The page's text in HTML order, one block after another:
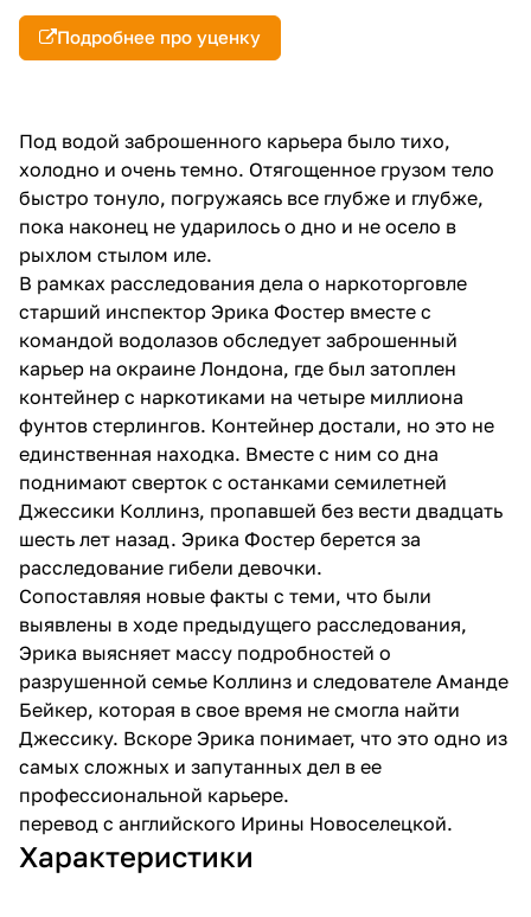
Подробнее про уценку
Под водой заброшенного карьера было тихо,
холодно и очень темно. Отягощенное грузом тело
быстро тонуло, погружаясь все глубже и глубже,
пока наконец не ударилось о дно и не осело в
рыхлом стылом иле.
В рамках расследования дела о наркоторговле
старший инспектор Эрика Фостер вместе с
командой водолазов обследует заброшенный
карьер на окраине Лондона, где был затоплен
контейнер с наркотиками на четыре миллиона
фунтов стерлингов. Контейнер достали, но это не
единственная находка. Вместе с ним со дна
поднимают сверток с останками семилетней
Джессики Коллинз, пропавшей без вести двадцать
шесть лет назад. Эрика Фостер берется за
расследование гибели девочки.
Сопоставляя новые факты с теми, что были
выявлены в ходе предыдущего расследования,
Эрика выясняет массу подробностей о
разрушенной семье Коллинз и следователе Аманде
Бейкер, которая в свое время не смогла найти
Джессику. Вскоре Эрика понимает, что это одно из
самых сложных и запутанных дел в ее
профессиональной карьере.
перевод с английского Ирины Новоселецкой.
Характеристики